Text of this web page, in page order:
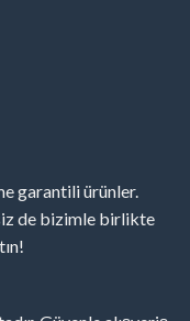
garantili ürünler.
de bizimle birlikte